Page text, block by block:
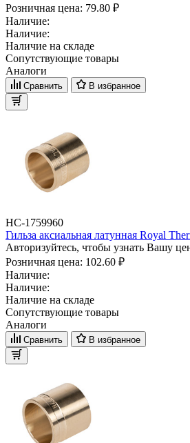
Розничная цена: 79.80 ₽
Наличие:
Наличие:
Наличие на складе
Сопутствующие товары
Аналоги
Сравнить В избранное
НС-1759960
Гильза аксиальная латунная Royal
Авторизуйтесь, чтобы узнать Вашу
Розничная цена: 102.60 ₽
Наличие:
Наличие:
Наличие на складе
Сопутствующие товары
Аналоги
Сравнить В избранное